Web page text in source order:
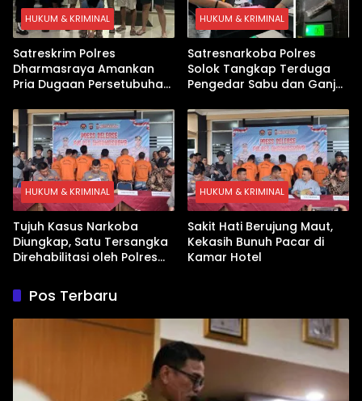
HUKUM & KRIMINAL
Satreskrim Polres
Dharmasraya Amankan
Pria Dugaan Persetubuhan
HUKUM & KRIMINAL
Satresnarkoba Polres
Solok Tangkap Terduga
Pengedar Sabu dan Ganja
HUKUM & KRIMINAL
Tujuh Kasus Narkoba
Diungkap, Satu Tersangka
Direhabilitasi oleh Polres
HUKUM & KRIMINAL
Sakit Hati Berujung Maut,
Kekasih Bunuh Pacar di
Kamar Hotel
Pos Terbaru